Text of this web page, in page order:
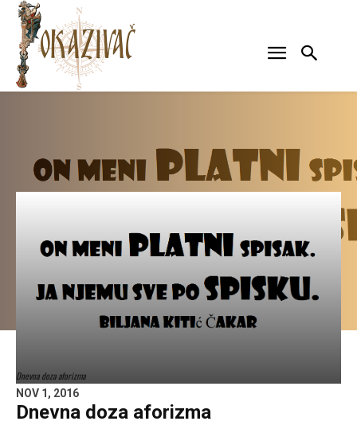
Dnevna doza aforizma
NOV 1, 2016
Dnevna doza aforizma